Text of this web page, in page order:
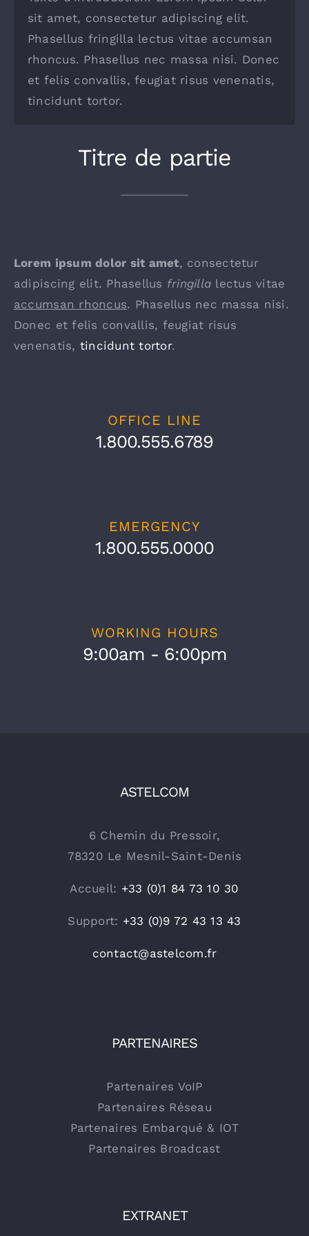
sit amet, consectetur adipiscing elit.
Phasellus fringilla lectus vitae accumsan
rhoncus. Phasellus nec massa nisi. Donec
et felis convallis, feugiat risus venenatis,
tincidunt tortor.
Titre de partie
Lorem ipsum dolor sit amet, consectetur
adipiscing elit. Phasellus fringilla lectus vitae
accumsan rhoncus. Phasellus nec massa nisi.
Donec et felis convallis, feugiat risus
venenatis, tincidunt tortor.
OFFICE LINE
1.800.555.6789
EMERGENCY
1.800.555.0000
WORKING HOURS
9:00am - 6:00pm
ASTELCOM
6 Chemin du Pressoir,
78320 Le Mesnil-Saint-Denis
Accueil: +33 (0)1 84 73 10 30
Support: +33 (0)9 72 43 13 43
contact@astelcom.fr
PARTENAIRES
Partenaires VoIP
Partenaires Réseau
Partenaires Embarqué & IOT
Partenaires Broadcast
EXTRANET